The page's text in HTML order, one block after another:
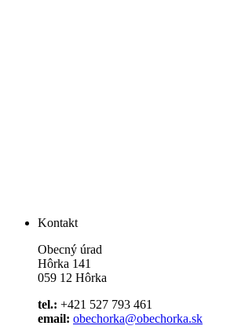
Kontakt
Obecný úrad
Hôrka 141
059 12 Hôrka
tel.: +421 527 793 461
email: obechorka@obechorka.sk